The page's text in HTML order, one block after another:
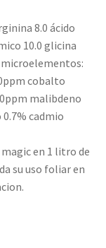
8.0 ácido
10.0 glicina
microelementos:
cobalto
malibdeno
cadmio
magic en 1 litro de
su uso foliar en